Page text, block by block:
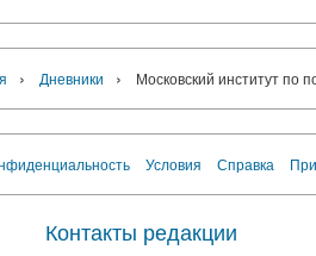
› Дневники › Московский институт по
Условия Справка
Контакты редакции